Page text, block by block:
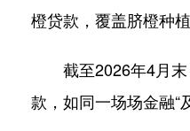
橙贷款，覆盖脐橙种
截至2026年4月末
款，如同一场场金融“